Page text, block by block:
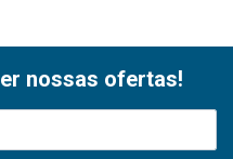
nossas ofertas!